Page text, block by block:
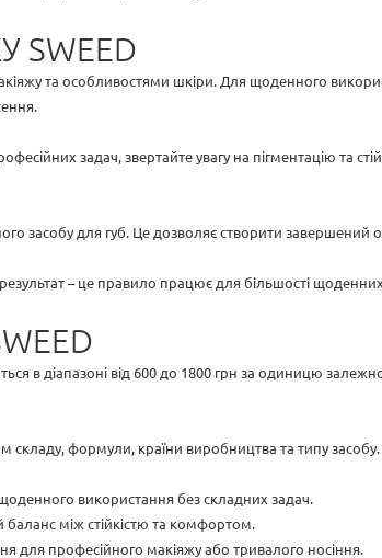
та особливостями шкіри. Для щоденного
задач, звертайте увагу на пігментацію та
засобу для губ. Це дозволяє створити
– це правило працює для більшості щоденних
в діапазоні від 600 до 1800 грн за одиницю
складу, формули, країни виробництва та типу засобу.
використання без складних задач.
між стійкістю та комфортом.
для професійного макіяжу або тривалого носіння.